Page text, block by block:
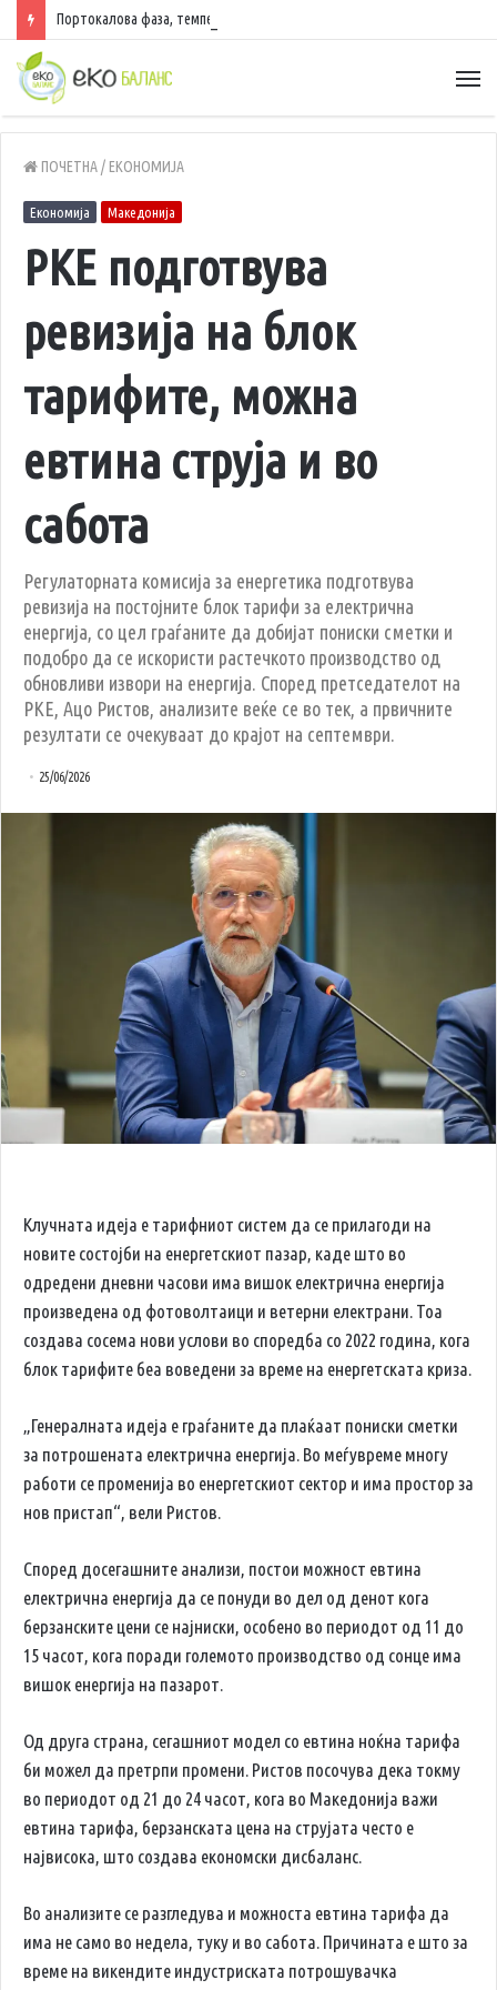
Портокалова фаза, температури до 40 степени
ПОЧЕТНА/ ЕКОНОМИЈА
Економија Македонија
РКЕ подготвува
ревизија на блок
тарифите, можна
евтина струја и во
сабота
Регулаторната комисија за енергетика подготвува
ревизија на постојните блок тарифи за електрична
енергија, со цел граѓаните да добијат пониски сметки и
подобро да се искористи растечкото производство од
обновливи извори на енергија. Според претседателот на
РКЕ, Ацо Ристов, анализите веќе се во тек, а првичните
резултати се очекуваат до крајот на септември.
25/06/2026
Клучната идеја е тарифниот систем да се прилагоди на
новите состојби на енергетскиот пазар, каде што во
одредени дневни часови има вишок електрична енергија
произведена од фотоволтаици и ветерни електрани. Тоа
создава сосема нови услови во споредба со 2022 година, кога
блок тарифите беа воведени за време на енергетската криза.
„Генералната идеја е граѓаните да плаќаат пониски сметки
за потрошената електрична енергија. Во меѓувреме многу
работи се променија во енергетскиот сектор и има простор за
нов пристап“, вели Ристов.
Според досегашните анализи, постои можност евтина
електрична енергија да се понуди во дел од денот кога
берзанските цени се најниски, особено во периодот од 11 до
15 часот, кога поради големото производство од сонце има
вишок енергија на пазарот.
Од друга страна, сегашниот модел со евтина ноќна тарифа
би можел да претрпи промени. Ристов посочува дека токму
во периодот од 21 до 24 часот, кога во Македонија важи
евтина тарифа, берзанската цена на струјата често е
највисока, што создава економски дисбаланс.
Во анализите се разгледува и можноста евтина тарифа да
има не само во недела, туку и во сабота. Причината е што за
време на викендите индустриската потрошувачка